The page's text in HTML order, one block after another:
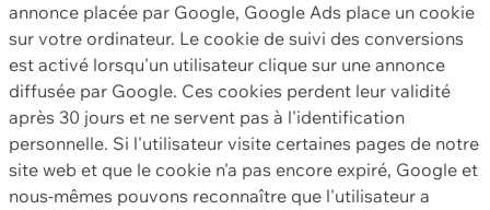
annonce placée par Google, Google Ads place un cookie
sur votre ordinateur. Le cookie de suivi des conversions
est activé lorsqu'un utilisateur clique sur une annonce
diffusée par Google. Ces cookies perdent leur validité
après 30 jours et ne servent pas à l'identification
personnelle. Si l'utilisateur visite certaines pages de notre
site web et que le cookie n'a pas encore expiré, Google et
nous-mêmes pouvons reconnaître que l'utilisateur a